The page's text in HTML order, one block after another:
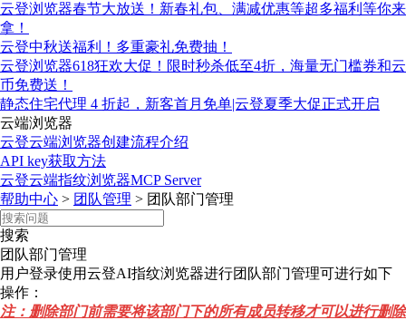
云登浏览器春节大放送！新春礼包、满减优惠等超多福利等你来
拿！
云登中秋送福利！多重豪礼免费抽！
云登浏览器618狂欢大促！限时秒杀低至4折，海量无门槛券和云
币免费送！
静态住宅代理 4 折起，新客首月免单|云登夏季大促正式开启
云端浏览器
云登云端浏览器创建流程介绍
API key获取方法
云登云端指纹浏览器MCP Server
帮助中心 > 团队管理 > 团队部门管理
搜索
团队部门管理
用户登录使用云登AI指纹浏览器进行团队部门管理可进行如下
操作：
注：删除部门前需要将该部门下的所有成员转移才可以进行删除